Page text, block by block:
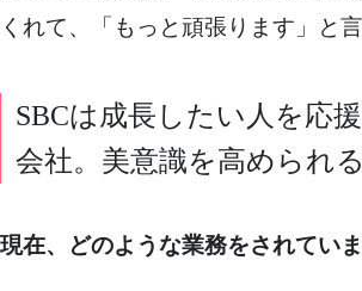
くれて、「もっと頑張ります」と
SBCは成長したい人を応
会社。美意識を高められ
現在、どのような業務をされていま